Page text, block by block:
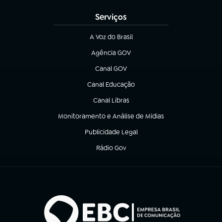
Serviços
A Voz do Brasil
(abre em nova aba)
Agência GOV
(abre em nova aba)
Canal GOV
(abre em nova aba)
Canal Educação
(abre em nova aba)
Canal Libras
(abre em nova aba)
Monitoramento e Análise de Mídias
(abre em nova aba)
Publicidade Legal
(abre em nova aba)
Rádio Gov
(abre em nova aba)